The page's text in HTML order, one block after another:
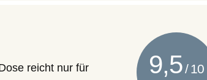
reicht nur für
9,5